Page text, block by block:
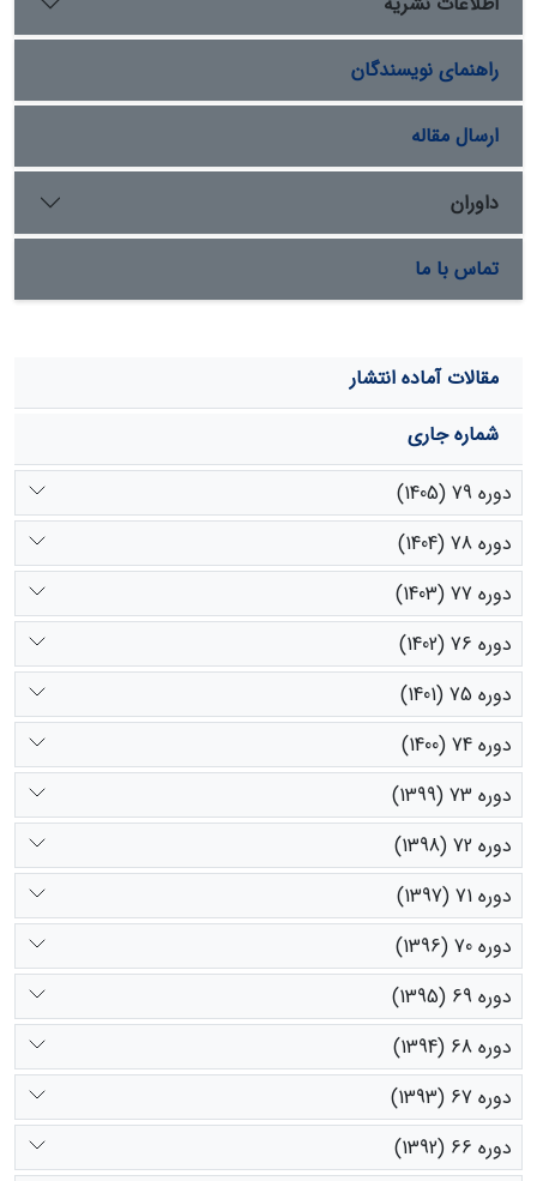
تغییرات کیفیت آب زیرزمینی در پاسخ به عوامل اقلیمی یاا
مدیریتی دارد. به طور کلی پیشنهاد می‌شود در تحلیل کیفیت
آب زیرزمینی دشت ارسنجان، عامل مجاورت با دریاچه شور
بختگان، علاوه بر عوامل مرتبط با اقلیم و حوزه آبخیز باید در
نظر گرفته شود.
راهنمای نویسندگان
ارسال مقاله
داوران
تماس با ما
مقالات آماده انتشار
شماره جاری
دوره 79 (1405)
دوره 78 (1404)
دوره 77 (1403)
دوره 76 (1402)
دوره 75 (1401)
دوره 74 (1400)
دوره 73 (1399)
دوره 72 (1398)
دوره 71 (1397)
دوره 70 (1396)
دوره 69 (1395)
دوره 68 (1394)
دوره 67 (1393)
دوره 66 (1392)